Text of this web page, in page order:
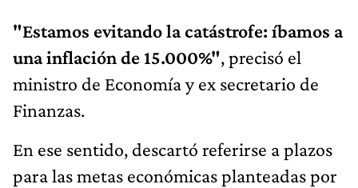
"Estamos evitando la catástrofe: íbamos a
una inflación de 15.000%", precisó el
ministro de Economía y ex secretario de
Finanzas.
En ese sentido, descartó referirse a plazos
para las metas económicas planteadas por